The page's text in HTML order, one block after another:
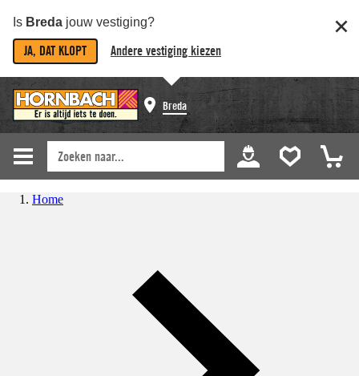
Is Breda jouw vestiging?
JA, DAT KLOPT Andere vestiging kiezen
Breda
Home